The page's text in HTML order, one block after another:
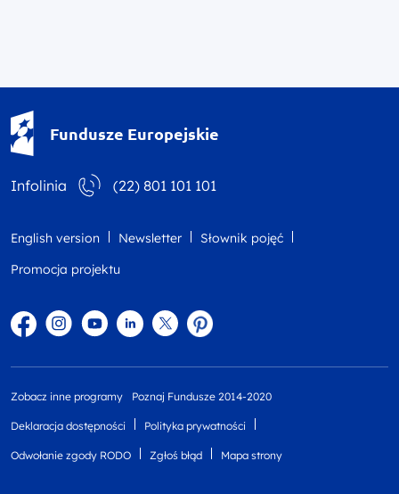
Fundusze Europejskie
Infolinia (22) 801 101 101
English version Newsletter
Słownik pojęć
Promocja projektu
FacebookInstagram
YouTubeLinkedintwitterPinterest
Zobacz inne programy Poznaj Fundusze 2014-2020
Deklaracja dostępności Polityka prywatności
Odwołanie zgody RODO Zgłoś błąd Mapa strony